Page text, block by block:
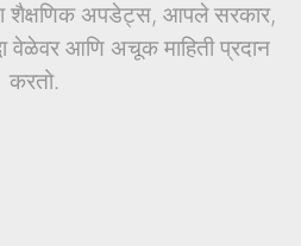
शैक्षणिक अपडेट्स, आपले सरकार,
वेळेवर आणि अचूक माहिती प्रदान
करतो.